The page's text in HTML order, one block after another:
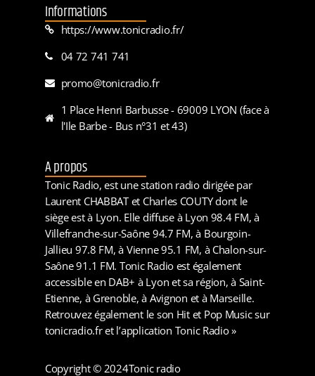
Informations
https://www.tonicradio.fr/
04 72 741 741
promo@tonicradio.fr
1 Place Henri Barbusse - 69009 LYON (face à
l'Ile Barbe - Bus n°31 et 43)
A propos
Tonic Radio, est une station radio dirigée par
Laurent CHABBAT et Charles COUTY dont le
siège est à Lyon. Elle diffuse à Lyon 98.4 FM, à
Villefranche-sur-Saône 94.7 FM, à Bourgoin-
Jallieu 97.8 FM, à Vienne 95.1 FM, à Chalon-sur-
Saône 91.1 FM. Tonic Radio est également
accessible en DAB+ à Lyon et sa région, à Saint-
Etienne, à Grenoble, à Avignon et à Marseille.
Retrouvez également le son Hit et Pop Music sur
tonicradio.fr et l’application Tonic Radio »
Copyright © 2024Tonic radio